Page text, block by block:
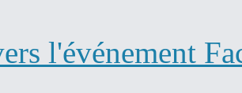
l'événement